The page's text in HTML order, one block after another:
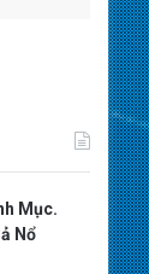
Mục.
Nổ